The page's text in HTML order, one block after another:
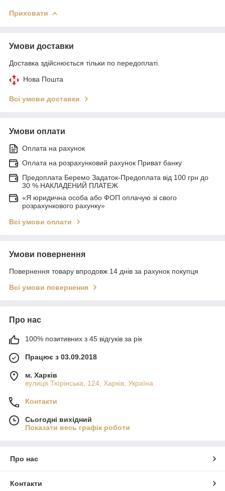
Приховати
Умови доставки
Доставка здійснюється тільки по передоплаті.
Нова Пошта
Всі умови доставки
Умови оплати
Оплата на рахунок
Оплата на розрахунковий рахунок Приват банку
Предоплата Беремо Задаток-Предоплата від 100 грн до
30 % НАКЛАДЕНИЙ ПЛАТЕЖ
«Я юридична особа або ФОП оплачую зі свого
розрахункового рахунку»
Всі умови оплати
Умови повернення
Повернення товару впродовж 14 днів за рахунок покупця
Всі умови повернення
Про нас
100% позитивних з 45 відгуків за рік
Працює з 03.09.2018
м. Харків
вулиця Тюрінська, 124, Харків, Україна
Контакти
Сьогодні вихідний
Показати весь графік роботи
Про нас
Контакти